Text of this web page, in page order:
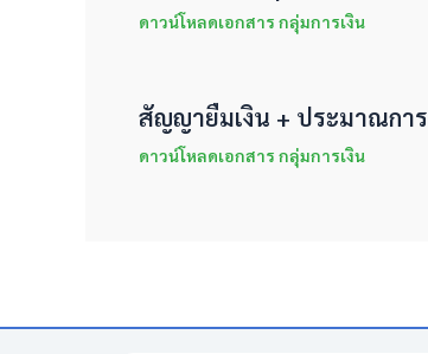
ดาวน์โหลดเอกสาร กลุ่มการเงิน
สัญญายืมเงิน + ประมาณการ
ดาวน์โหลดเอกสาร กลุ่มการเงิน